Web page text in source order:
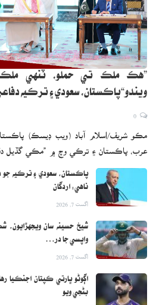
”هڪ ملڪ تي حملو، ٽنهي
ويندو“پاڪستان، سعودي ۽ ترڪيه
مڪو شريف/اسلام آباد (ويب ڊيسڪ)
عرب، پاڪستان ۽ ترڪي وچ ۾ ”مڪي گڏيل
پاڪستان، سعودي ۽ ترڪيه
ناهي: اردگان
اگست 7, 2026
شيخ حسينه سان ويجهڙايون،
واپسي جا در…
اگست 7, 2026
اڳوڻو ڀارتي ڪپتان اجنڪيا
بڻجي ويو